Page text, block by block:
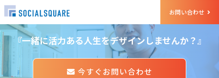
お問い合わせ
『一緒に活力ある人生をデザインしませんか？』
今すぐお問い合わせ